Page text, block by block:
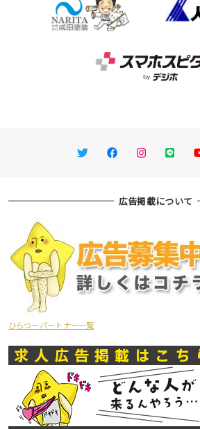
TwitterFacebookInstagram
LINE
広告掲載について
ひらつーパートナー一覧